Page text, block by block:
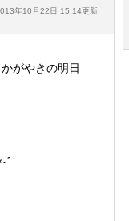
年10月22日 15:14更新
がやきの明日
ﾟ